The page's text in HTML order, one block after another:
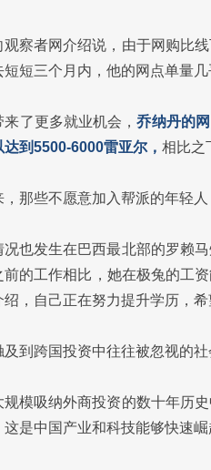
观察者网介绍说，由于网购比
短短三个月内，他的网点单量
来了更多就业机会，乔纳丹的
到5500-6000雷亚尔， 相比之
，那些不愿意加入帮派的年轻
况也发生在巴西最北部的罗赖
前的工作相比，她在极兔的工
绍，自己正在努力提升学历，
及到跨国投资中往往被忽视的
规模吸纳外商投资的数十年历
这是中国产业和科技能够快速